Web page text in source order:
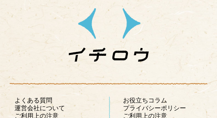
よくある質問
運営会社について
ご利用上の注意
お役立ちコラム
プライバシーポリシー
ご利用上の注意